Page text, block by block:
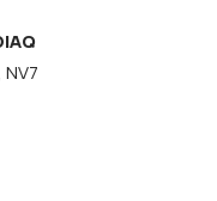
NV7